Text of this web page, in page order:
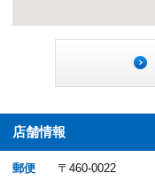
店舗情報
郵便 〒460-0022